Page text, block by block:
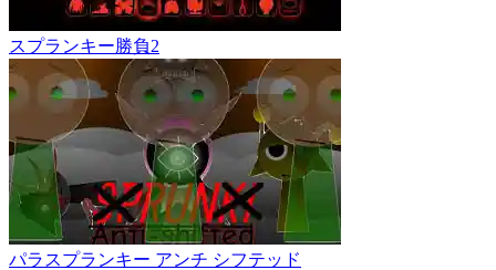
スプランキー勝負2
パラスプランキー アンチ シフテッド